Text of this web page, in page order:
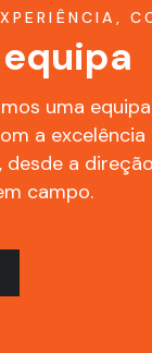
uma equipa
a excelência
desde a
campo.